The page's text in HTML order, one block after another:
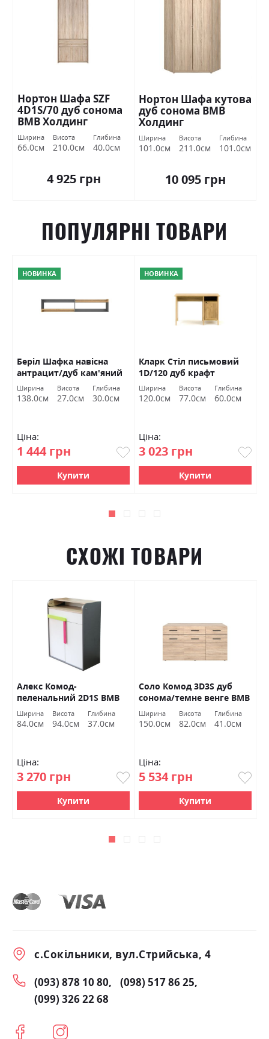
Нортон Шафа SZF
4D1S/70 дуб сонома
ВМВ Холдинг
Ширина
66.0см
Висота
210.0см
Глибина
40.0см
4 925 грн
Нортон Шафа кутова
дуб сонома ВМВ
Холдинг
Ширина
101.0см
Висота
211.0см
Глибина
101.0см
10 095 грн
ПОПУЛЯРНІ ТОВАРИ
НОВИНКА
Беріл Шафка навісна
антрацит/дуб кам'яний
ВМВ Холдинг
Ширина
138.0см
Висота
27.0см
Глибина
30.0см
Ціна:
1 444 грн
Купити
НОВИНКА
Кларк Стіл письмовий
1D/120 дуб крафт
золотий ВМВ Холдинг
Ширина
120.0см
Висота
77.0см
Глибина
60.0см
Ціна:
3 023 грн
Купити
СХОЖІ ТОВАРИ
Алекс Комод-
пеленальний 2D1S ВМВ
Холдинг
Ширина
84.0см
Висота
94.0см
Глибина
37.0см
Ціна:
3 270 грн
Купити
Соло Комод 3D3S дуб
сонома/темне венге ВМВ
Холдинг
Ширина
150.0см
Висота
82.0см
Глибина
41.0см
Ціна:
5 534 грн
Купити
с.Сокільники, вул.Стрийська, 4
(093) 878 10 80
(098) 517 86 25
(099) 326 22 68